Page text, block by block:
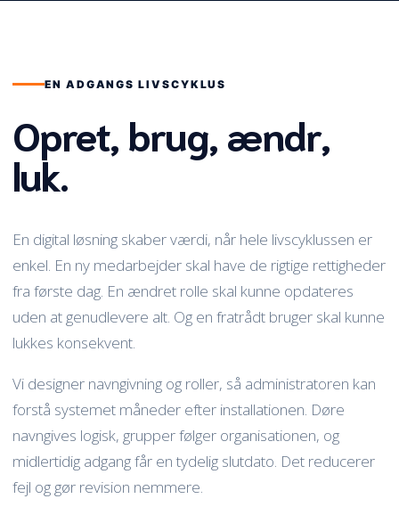
EN ADGANGS LIVSCYKLUS
Opret, brug, ændr,
luk.
En digital løsning skaber værdi, når hele livscyklussen er
enkel. En ny medarbejder skal have de rigtige rettigheder
fra første dag. En ændret rolle skal kunne opdateres
uden at genudlevere alt. Og en fratrådt bruger skal kunne
lukkes konsekvent.
Vi designer navngivning og roller, så administratoren kan
forstå systemet måneder efter installationen. Døre
navngives logisk, grupper følger organisationen, og
midlertidig adgang får en tydelig slutdato. Det reducerer
fejl og gør revision nemmere.